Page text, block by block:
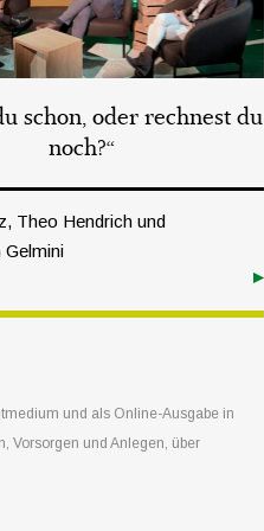
schon, oder rechnest du
noch?“
Theo Hendrich und
Gelmini
und als Online-Ausgabe in
Vorsorgen und Anlegen, über